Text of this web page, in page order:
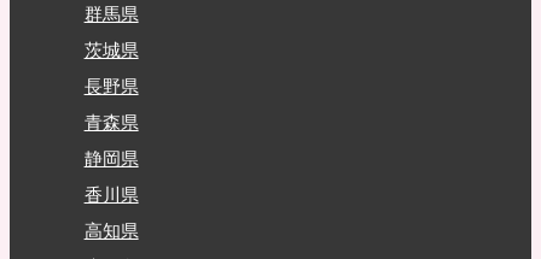
群馬県
茨城県
長野県
青森県
静岡県
香川県
高知県